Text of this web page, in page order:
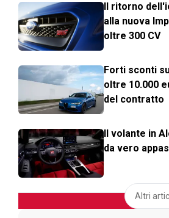
Il ritorno
alla nuova
oltre 300 CV
Forti sconti
oltre 10.000
del contratto
Il volante in
da vero
Altri